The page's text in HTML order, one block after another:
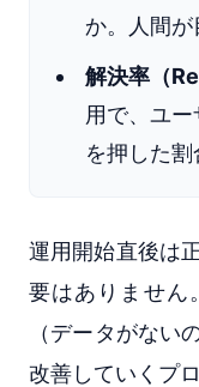
か。人間が
解決率（
用で、ユ
を押した割
運用開始直後は
要はありません
（データがない
改善していくプ